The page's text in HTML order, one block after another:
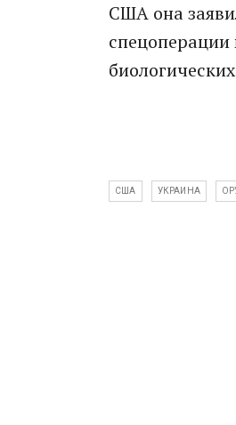
США она
США УКРАИНА